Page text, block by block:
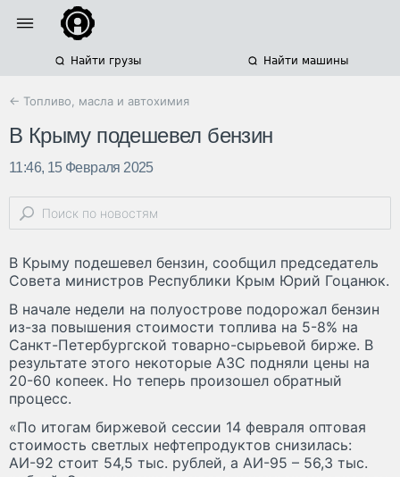
Найти грузы Найти машины
← Топливо, масла и автохимия
В Крыму подешевел бензин
11:46, 15 Февраля 2025
В Крыму подешевел бензин, сообщил председатель
Совета министров Республики Крым Юрий Гоцанюк.
В начале недели на полуострове подорожал бензин
из-за повышения стоимости топлива на 5-8% на
Санкт-Петербургской товарно-сырьевой бирже. В
результате этого некоторые АЗС подняли цены на
20-60 копеек. Но теперь произошел обратный
процесс.
«По итогам биржевой сессии 14 февраля оптовая
стоимость светлых нефтепродуктов снизилась:
АИ-92 стоит 54,5 тыс. рублей, а АИ-95 – 56,3 тыс.